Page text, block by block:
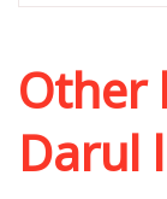
Other
Darul